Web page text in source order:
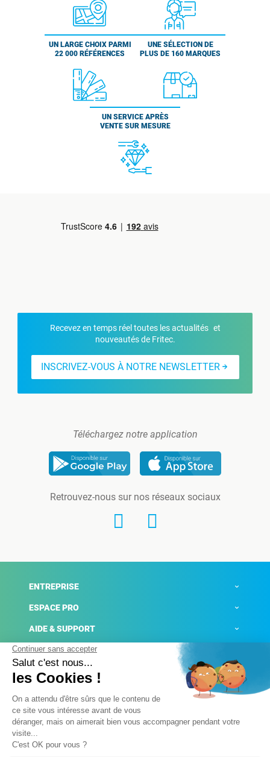
UN LARGE CHOIX PARMI
22 000 RÉFÉRENCES
UNE SÉLECTION DE
PLUS DE 160 MARQUES
UN SERVICE APRÈS
VENTE SUR MESURE
Recevez en temps réel toutes les actualités et
nouveautés de Fritec.
INSCRIVEZ-VOUS À NOTRE NEWSLETTER
Téléchargez notre application
Retrouvez-nous sur nos réseaux sociaux
ENTREPRISE
ESPACE PRO
AIDE & SUPPORT
ACTUALITÉS
Mentions légales